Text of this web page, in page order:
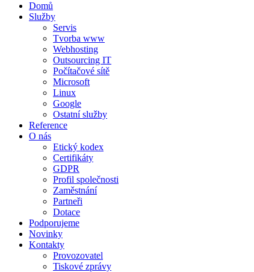
Domů
Služby
Servis
Tvorba www
Webhosting
Outsourcing IT
Počítačové sítě
Microsoft
Linux
Google
Ostatní služby
Reference
O nás
Etický kodex
Certifikáty
GDPR
Profil společnosti
Zaměstnání
Partneři
Dotace
Podporujeme
Novinky
Kontakty
Provozovatel
Tiskové zprávy